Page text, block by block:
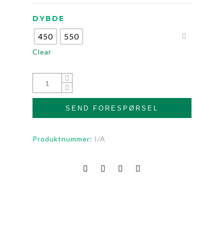
DYBDE
450 550
Clear
SEND FORESPØRSEL
Produktnummer: I/A